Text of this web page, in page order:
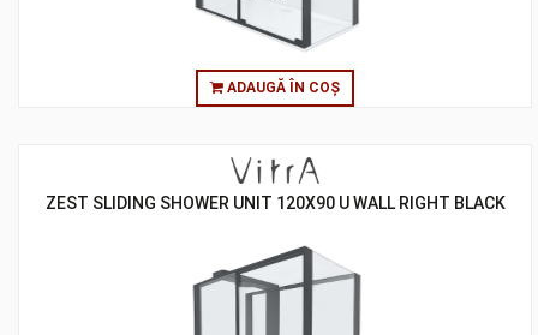
ADAUGĂ ÎN COȘ
ZEST SLIDING SHOWER UNIT 120X90 U WALL RIGHT BLACK